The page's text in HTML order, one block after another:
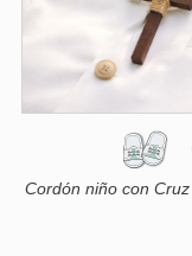
Cordón niño con